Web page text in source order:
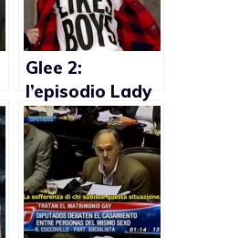
Glee 2:
l’episodio Lady
Gaga troppo
gay per i
conservatori
americani